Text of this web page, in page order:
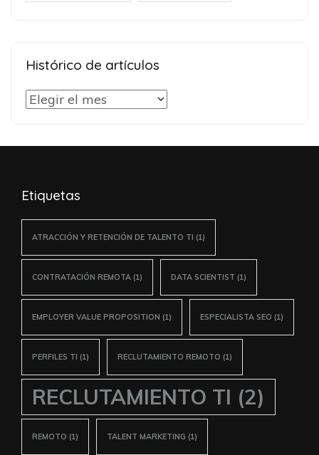
Histórico de artículos
Histórico
Etiquetas
ATRACCIÓN Y RETENCIÓN DE TALENTO TI (1)
CONTRATACIÓN REMOTA (1) DATA SCIENTIST (1)
EMPLOYER VALUE PROPOSITION (1) ESPECIALISTA SEO (1)
PERFILES TI (1) RECLUTAMIENTO REMOTO (1)
RECLUTAMIENTO TI (2)
REMOTO (1) TALENT MARKETING (1)